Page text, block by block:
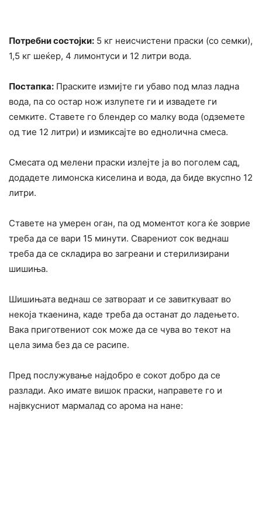
Потребни состојки: 5 кг неисчистени праски (со семки),
1,5 кг шеќер, 4 лимонтуси и 12 литри вода.
Постапка: Праските измијте ги убаво под млаз ладна
вода, па со остар нож излупете ги и извадете ги
семките. Ставете го блендер со малку вода (одземете
од тие 12 литри) и измиксајте во еднолична смеса.
Смесата од мелени праски излејте ја во поголем сад,
додадете лимонска киселина и вода, да биде вкуспно 12
литри.
Ставете на умерен оган, па од моментот кога ќе зоврие
треба да се вари 15 минути. Сварениот сок веднаш
треба да се складира во загреани и стерилизирани
шишиња.
Шишињата веднаш се затвораат и се завиткуваат во
некоја ткаенина, каде треба да останат до ладењето.
Вака приготвениот сок може да се чува во текот на
цела зима без да се расипе.
Пред послужување најдобро е сокот добро да се
разлади. Ако имате вишок праски, направете го и
највкусниот мармалад со арома на нане: